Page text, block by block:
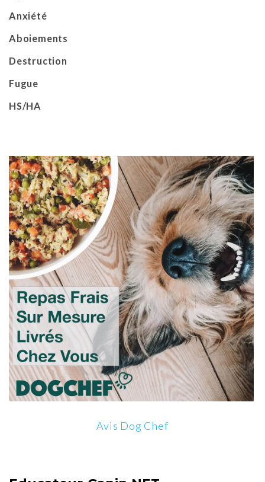
Anxiété
Aboiements
Destruction
Fugue
HS/HA
Avis Dog Chef